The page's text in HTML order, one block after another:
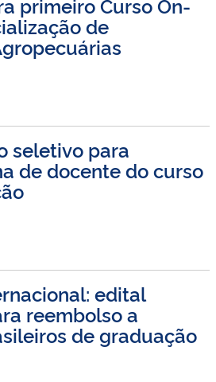
de
seletivo para
de docente do curso
edital
reembolso a
de graduação